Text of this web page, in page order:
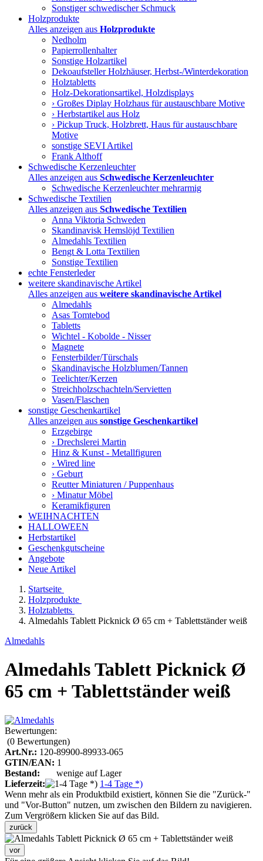
Sonstiger schwedischer Schmuck
Holzprodukte
Alles anzeigen aus Holzprodukte
Nedholm
Papierrollenhalter
Sonstige Holzartikel
Dekoaufsteller Holzhäuser, Herbst-/Winterdekoration
Holztabletts
Holz-Dekorationsartikel, Holzdisplays
› Großes Diplay Holzhaus für austauschbare Motive
› Herbstartikel aus Holz
› Pickup Truck, Holzbrett, Haus für austauschbare
Motive
sonstige SEVI Artikel
Frank Althoff
Schwedische Kerzenleuchter
Alles anzeigen aus Schwedische Kerzenleuchter
Schwedische Kerzenleuchter mehrarmig
Schwedische Textilien
Alles anzeigen aus Schwedische Textilien
Anna Viktoria Schweden
Skandinavisk Hemslöjd Textilien
Almedahls Textilien
Bengt & Lotta Textilien
Sonstige Textilien
echte Fensterleder
weitere skandinavische Artikel
Alles anzeigen aus weitere skandinavische Artikel
Almedahls
Asas Tomtebod
Tabletts
Wichtel - Kobolde - Nisser
Magnete
Fensterbilder/Türschals
Skandinavische Holzblumen/Tannen
Teelichter/Kerzen
Streichholzschachteln/Servietten
Vasen/Flaschen
sonstige Geschenkartikel
Alles anzeigen aus sonstige Geschenkartikel
Erzgebirge
› Drechslerei Martin
Hinz & Kunst - Metallfiguren
› Wired line
› Geburt
Reutter Miniaturen / Puppenhaus
› Minatur Möbel
Keramikfiguren
WEIHNACHTEN
HALLOWEEN
Herbstartikel
Geschenkgutscheine
Angebote
Neue Artikel
Startseite
Holzprodukte
Holztabletts
Almedahls Tablett Picknick Ø 65 cm + Tablettständer weiß
Almedahls
Almedahls Tablett Picknick Ø
65 cm + Tablettständer weiß
Bewertungen:
(0 Bewertungen)
Art.Nr.: 120-89900-89933-065
GTIN/EAN: 1
Bestand:
wenige auf Lager
Lieferzeit:
1-4 Tage *)
Wenn mehr als ein Produktbild existiert, können Sie die "Zurück-"
und "Vor-Button" nutzen, um zwischen den Bildern zu navigieren.
Zum Vergrößern klicken Sie auf das Bild.
zurück
vor